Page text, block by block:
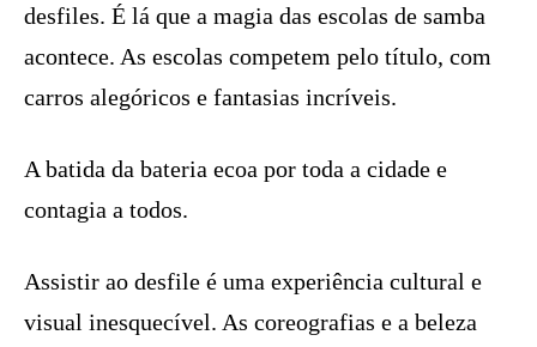
desfiles. É lá que a magia das escolas de samba
acontece. As escolas competem pelo título, com
carros alegóricos e fantasias incríveis.
A batida da bateria ecoa por toda a cidade e
contagia a todos.
Assistir ao desfile é uma experiência cultural e
visual inesquecível. As coreografias e a beleza